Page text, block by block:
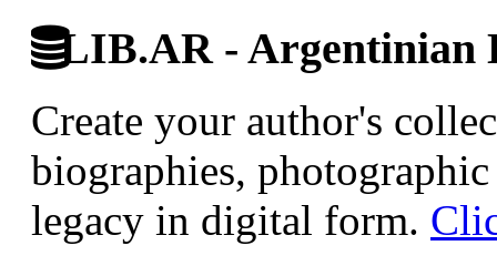
LIB.AR - Argentinian
Create your author's
biographies,
legacy in digital form.